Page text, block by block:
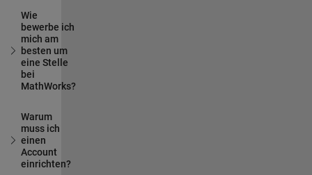
Wie
bewerbe ich
mich am
besten um
eine Stelle
bei
MathWorks?
Warum
muss ich
einen
Account
einrichten?